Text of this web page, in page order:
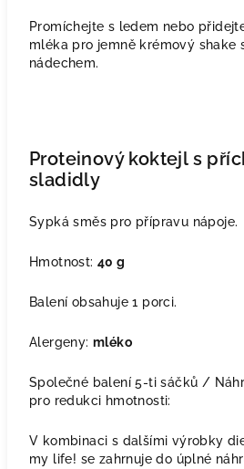
Promíchejte s ledem nebo
mléka pro jemně krémový shake
nádechem.
Proteinový koktejl s
sladidly
Sypká směs pro přípravu nápoje.
Hmotnost: 40 g
Balení obsahuje 1 porci.
Alergeny: mléko
Společné balení 5-ti sáčků /
pro redukci hmotnosti:
V kombinaci s dalšími výrobky
my life! se zahrnuje do úplné